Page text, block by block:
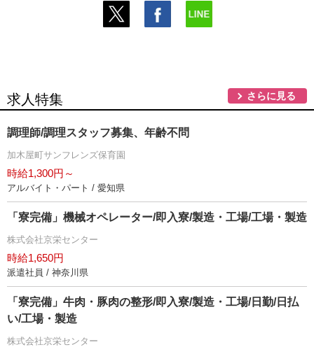
求人特集 さらに見る
調理師/調理スタッフ募集、年齢不問
加木屋町サンフレンズ保育園
時給1,300円～
アルバイト・パート / 愛知県
「寮完備」機械オペレーター/即入寮/製造・工場/工場・製造
株式会社京栄センター
時給1,650円
派遣社員 / 神奈川県
「寮完備」牛肉・豚肉の整形/即入寮/製造・工場/日勤/日払
い/工場・製造
株式会社京栄センター